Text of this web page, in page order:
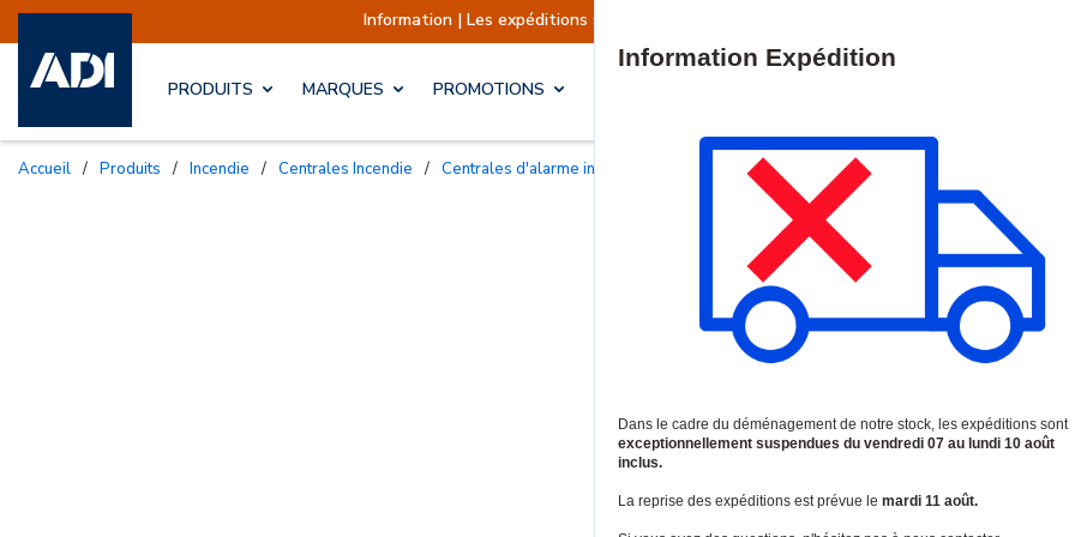
Information | Les expéditions sont actuellement suspendues Reprise prévue le
PRODUITS MARQUES PROMOTIONS
Accueil / Produits / Incendie / Centrales Incendie / Centrales d'alarme incendie